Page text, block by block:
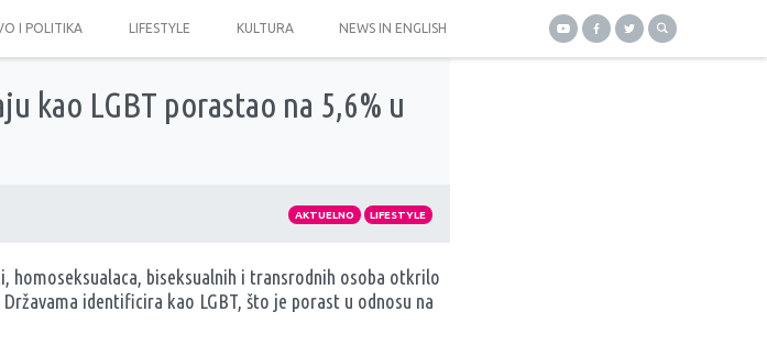
I POLITIKA LIFESTYLE KULTURA NEWS IN ENGLISH
kao LGBT porastao na 5,6% u
AKTUELNO LIFESTYLE
homoseksualaca, biseksualnih i transrodnih osoba otkrilo
identificira kao LGBT, što je porast u odnosu na